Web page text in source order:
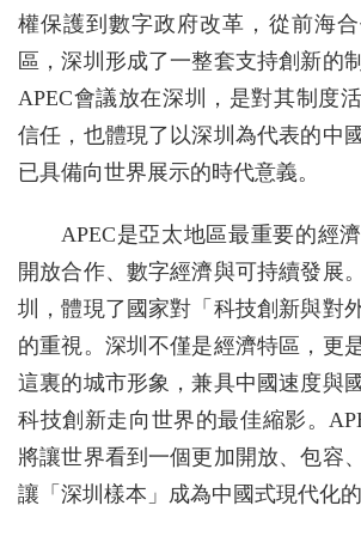
權保護到數字政府改革，從前海
區，深圳形成了一整套支持創新的
APEC會議放在深圳，是對其制度
信任，也體現了以深圳為代表的中
已具備向世界展示的時代意義。
APEC是亞太地區最重要的經
開放合作、數字經濟與可持續發展
圳，體現了國家對「科技創新與對
的重視。深圳不僅是經濟特區，更
這裏的城市形象，兼具中國速度與
科技創新走向世界的最佳縮影。
將讓世界看到一個更加開放、包容
讓「深圳樣本」成為中國式現代化的